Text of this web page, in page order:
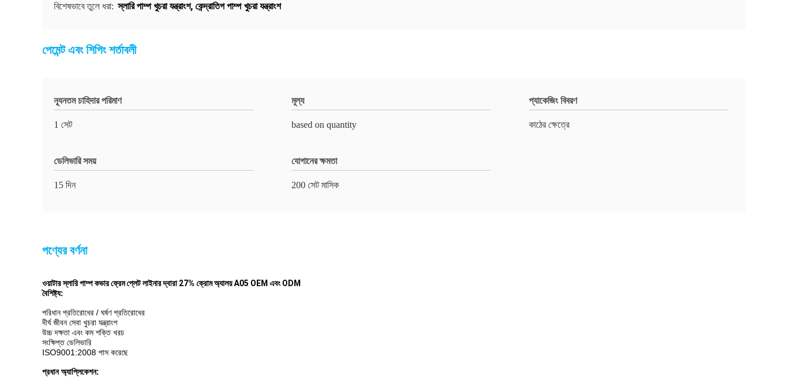
বিশেষভাবে তুলে ধরা: স্লারি পাম্প খুচরা যন্ত্রাংশ, কেন্দ্রাতিগ পাম্প খুচরা যন্ত্রাংশ
পেমেন্ট এবং শিপিং শর্তাবলী
ন্যূনতম চাহিদার পরিমাণ
1 সেট
মূল্য
based on quantity
প্যাকেজিং বিবরণ
কাঠের ক্ষেত্রে
ডেলিভারি সময়
15 দিন
যোগানের ক্ষমতা
200 সেট মাসিক
পণ্যের বর্ণনা
ওয়াটার স্লারি পাম্প কভার ফ্রেম প্লেট লাইনার দ্বারা 27% ক্রোম অ্যালয় A05 OEM এবং ODM
বৈশিষ্ট্য:
পরিধান প্রতিরোধের / ঘর্ষণ প্রতিরোধের
দীর্ঘ জীবন সেবা খুচরা যন্ত্রাংশ
উচ্চ দক্ষতা এবং কম শক্তি খরচ
সংক্ষিপ্ত ডেলিভারি
ISO9001:2008 পাস করেছে
প্রধান অ্যাপ্লিকেশন: